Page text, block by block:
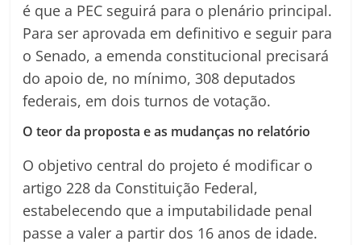
é que a PEC seguirá para o plenário principal.
Para ser aprovada em definitivo e seguir para
o Senado, a emenda constitucional precisará
do apoio de, no mínimo, 308 deputados
federais, em dois turnos de votação.
O teor da proposta e as mudanças no relatório
O objetivo central do projeto é modificar o
artigo 228 da Constituição Federal,
estabelecendo que a imputabilidade penal
passe a valer a partir dos 16 anos de idade.